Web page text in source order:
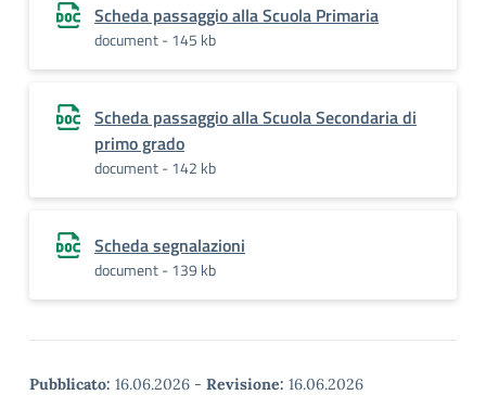
Scheda passaggio alla Scuola Primaria
document - 145 kb
Scheda passaggio alla Scuola Secondaria di
primo grado
document - 142 kb
Scheda segnalazioni
document - 139 kb
Pubblicato: 16.06.2026 - Revisione: 16.06.2026